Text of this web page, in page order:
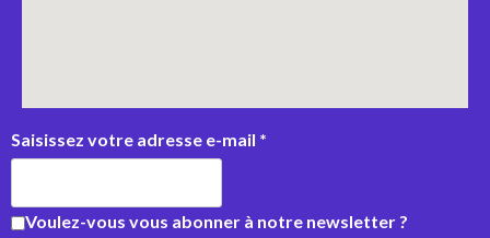
Saisissez votre adresse e-mail *
Voulez-vous vous abonner à notre newsletter ?